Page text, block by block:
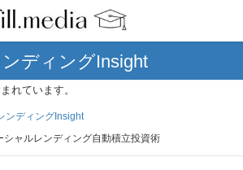
ディングInsight
れています。
ンディングInsight
シャルレンディング自動積立投資術